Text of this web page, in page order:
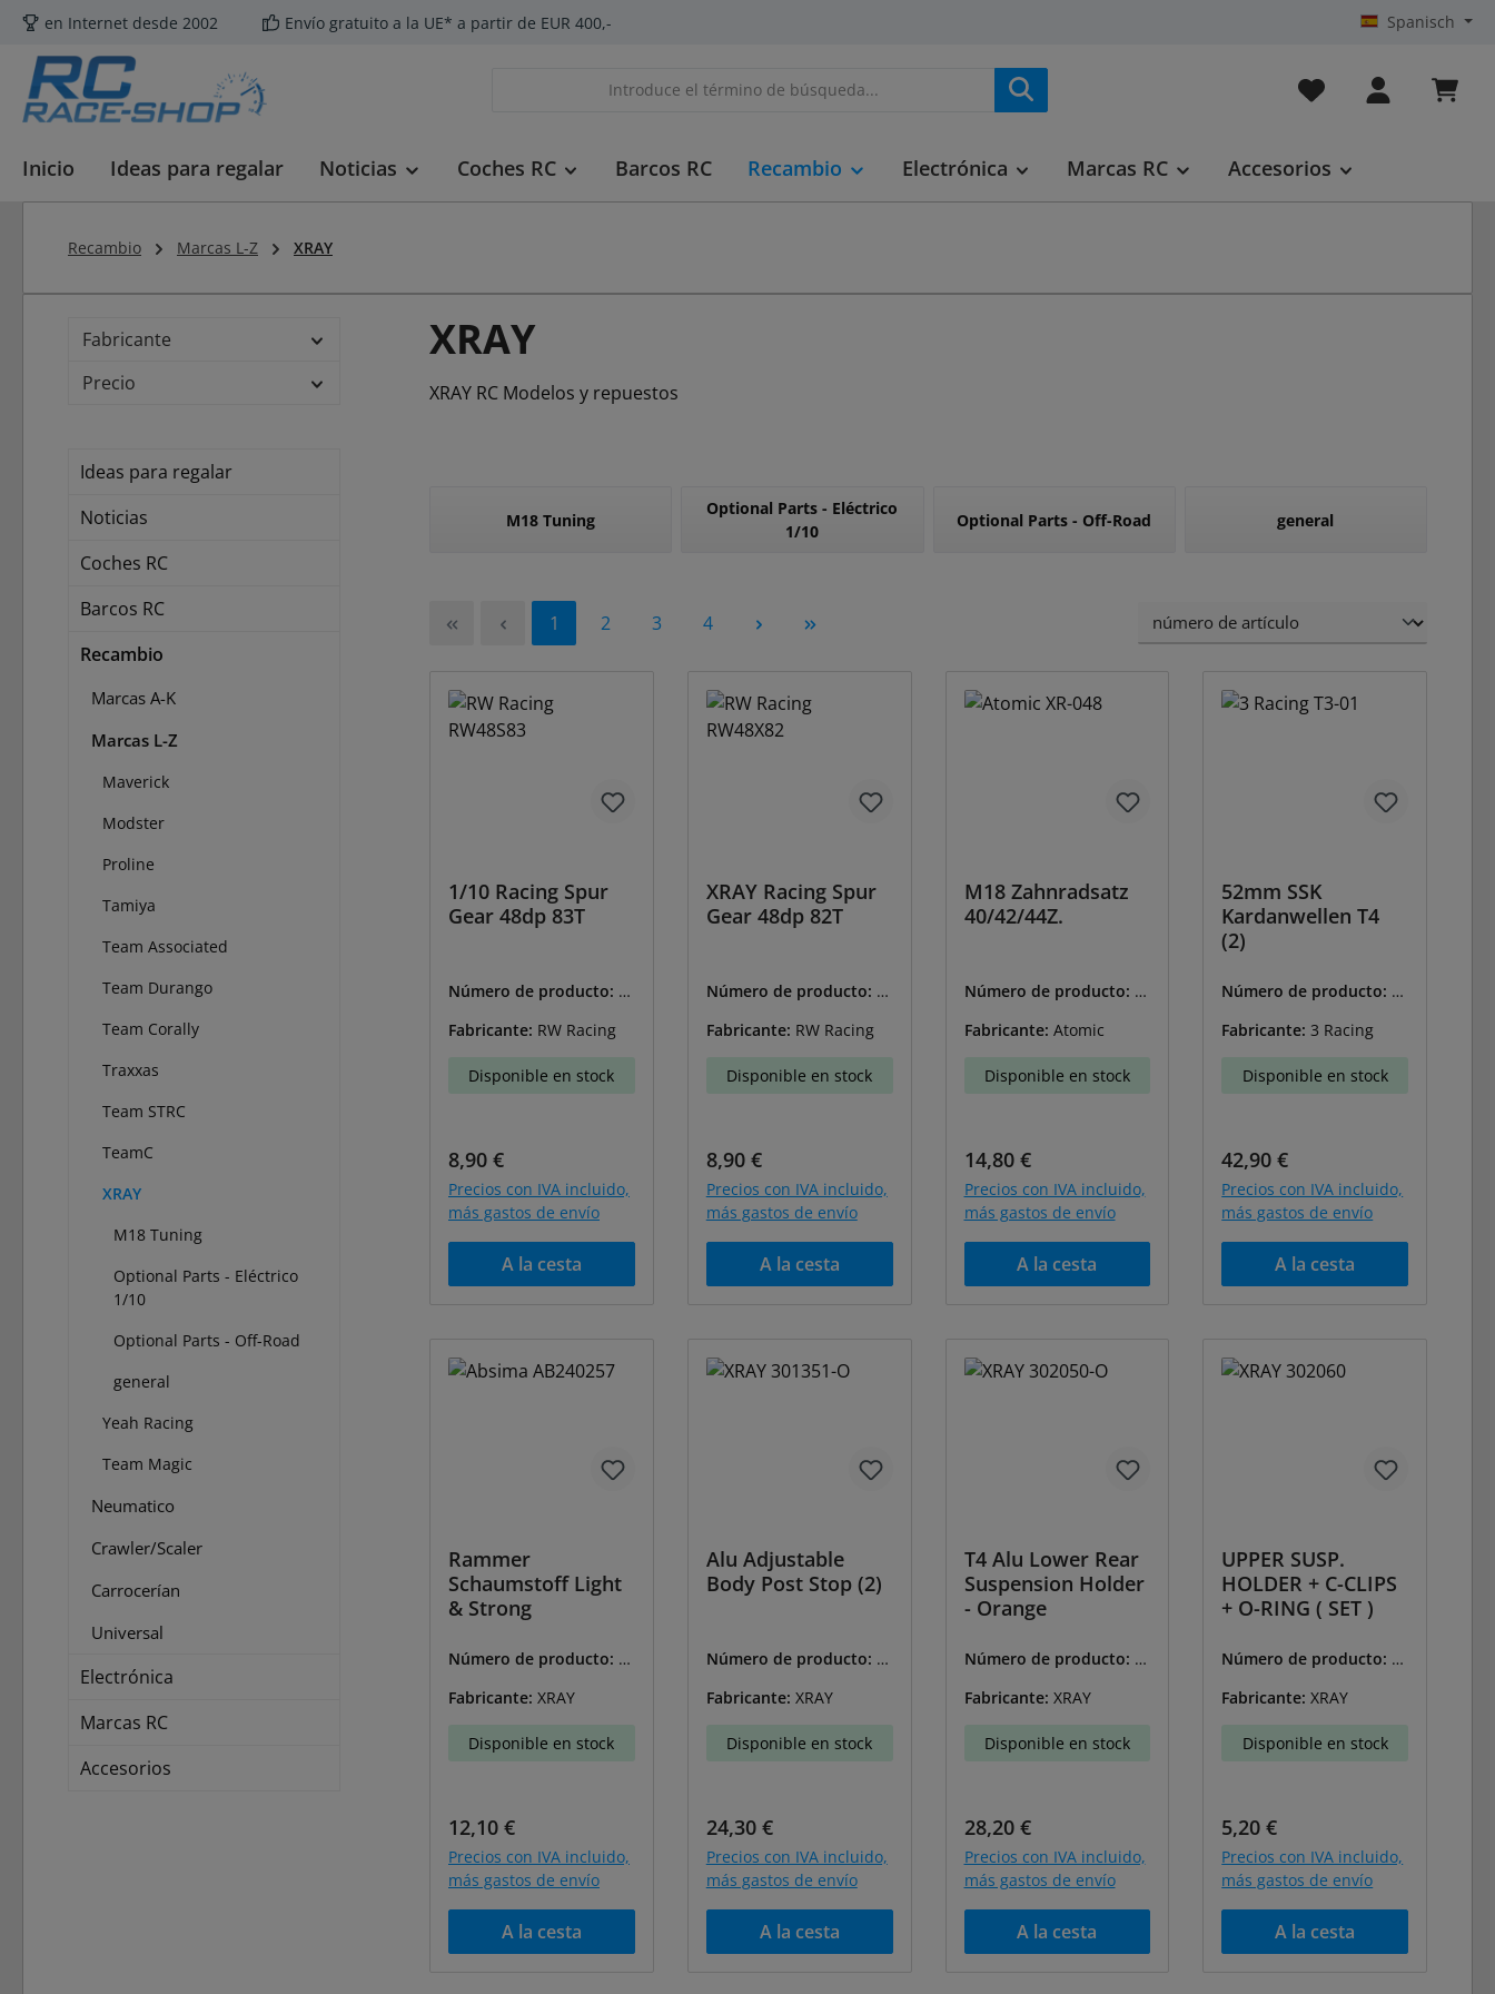
al contenido principal
Saltar a la búsqueda
Saltar a la navegación principal
en Internet desde 2002 Envío gratuito a la UE* a partir de EUR 400,- Spanisch
Tienes 0 artículos en
Inicio Ideas para regalar Noticias Coches RC Barcos RC Recambio Electrónica Marcas RC Accesorios
Recambio Marcas L-Z XRAY
Fabricante
Precio
Ideas para regalar
Noticias
Coches RC
Barcos RC
Recambio
Marcas A-K
Marcas L-Z
Maverick
Modster
Proline
Tamiya
Team Associated
Team Durango
Team Corally
Traxxas
Team STRC
TeamC
XRAY
M18 Tuning
Optional Parts - Eléctrico
1/10
Optional Parts - Off-Road
general
Yeah Racing
Team Magic
Neumatico
Crawler/Scaler
Carrocerían
Universal
Electrónica
Marcas RC
Accesorios
XRAY
XRAY RC Modelos y repuestos
M18 Tuning
Optional Parts - Eléctrico
1/10
Optional Parts - Off-Road general
Página
1 Página
2 Página
3 Página
4
1/10 Racing Spur
Gear 48dp 83T
Número de producto: 6
Fabricante: RW Racing
Disponible en stock
Precio normal:
8,90 €
Precios con IVA incluido,
más gastos de envío
A la cesta
XRAY Racing Spur
Gear 48dp 82T
Número de producto: 6
Fabricante: RW Racing
Disponible en stock
Precio normal:
8,90 €
Precios con IVA incluido,
más gastos de envío
A la cesta
M18 Zahnradsatz
40/42/44Z.
Número de producto: A
Fabricante: Atomic
Disponible en stock
Precio normal:
14,80 €
Precios con IVA incluido,
más gastos de envío
A la cesta
52mm SSK
Kardanwellen T4
(2)
Número de producto: T
Fabricante:3 Racing
Disponible en stock
Precio normal:
42,90 €
Precios con IVA incluido,
más gastos de envío
A la cesta
Rammer
Schaumstoff Light
& Strong
Número de producto: X-
Fabricante: XRAY
Disponible en stock
Precio normal:
12,10 €
Precios con IVA incluido,
más gastos de envío
A la cesta
Alu Adjustable
Body Post Stop (2)
Número de producto: X-
Fabricante: XRAY
Disponible en stock
Precio normal:
24,30 €
Precios con IVA incluido,
más gastos de envío
A la cesta
T4 Alu Lower Rear
Suspension Holder
- Orange
Número de producto: X-
Fabricante: XRAY
Disponible en stock
Precio normal:
28,20 €
Precios con IVA incluido,
más gastos de envío
A la cesta
UPPER SUSP.
HOLDER + C-CLIPS
+ O-RING ( SET )
Número de producto: X-
Fabricante:XRAY
Disponible en stock
Precio normal:
5,20 €
Precios con IVA incluido,
más gastos de envío
A la cesta